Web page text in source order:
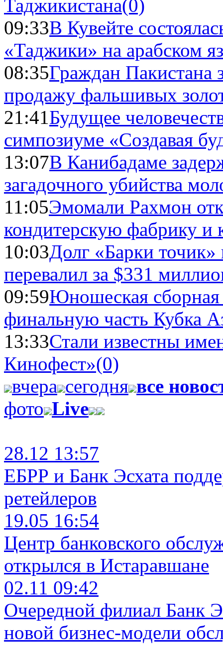
Таджикистана(0)
09:33В Кувейте
«Таджики» на арабском
08:35Граждан Пакистана
продажу фальшивых
21:41Будущее
симпозиуме «Создавая
13:07В Канибадаме
загадочного убийства
11:05Эмомали Рахмон
кондитерскую фабрику и
10:03Долг «Барки
перевалил за $331
09:59Юношеская
финальную часть Кубка
13:33Стали известны
Кинофест»(0)
вчера сегодня все
фото Live
28.12 13:57
ЕБРР и Банк Эсхата
ретейлеров
19.05 16:54
Центр банковского
открылся в Истаравшане
02.11 09:42
Очередной филиал Банк
новой бизнес-модели